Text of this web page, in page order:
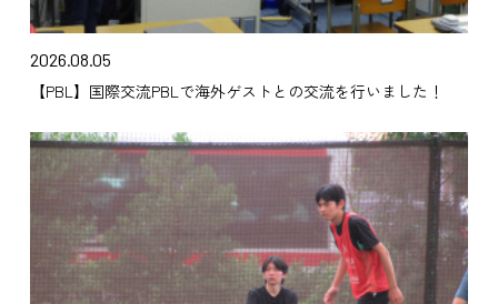
2026.08.05
【PBL】国際交流PBLで海外ゲストとの交流を行いました！